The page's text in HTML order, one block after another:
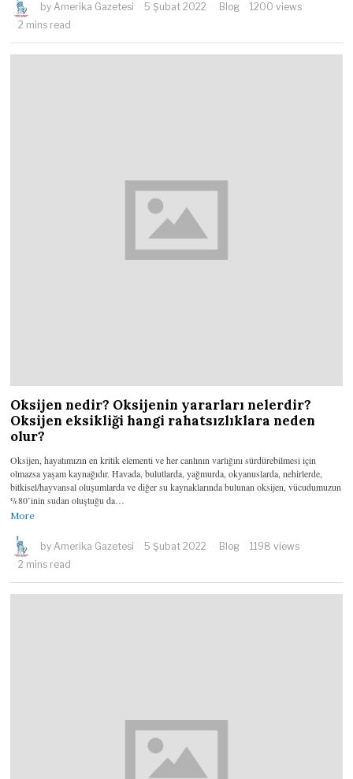
byAmerika Gazetesi 5 Şubat 2022 Blog
1200 views
2 mins read
Oksijen nedir? Oksijenin yararları nelerdir?
Oksijen eksikliği hangi rahatsızlıklara neden
olur?
Oksijen, hayatımızın en kritik elementi ve her canlının varlığını sürdürebilmesi için
olmazsa yaşam kaynağıdır. Havada, bulutlarda, yağmurda, okyanuslarda, nehirlerde,
bitkisel/hayvansal oluşumlarda ve diğer su kaynaklarında bulunan oksijen, vücudumuzun
%80’inin sudan oluştuğu da…
More
byAmerika Gazetesi 5 Şubat 2022 Blog
1198 views
2 mins read